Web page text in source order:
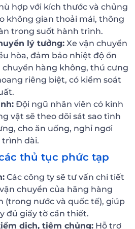
hợp với kích thước và chủng
không gian thoải mái, thông
trong suốt hành trình.
lý tưởng: Xe vận chuyển
hòa, đảm bảo nhiệt độ ổn
chuyển hàng không, thú cưng
riêng biệt, có kiểm soát
Đội ngũ nhân viên có kinh
vật sẽ theo dõi sát sao tình
cho ăn uống, nghỉ ngơi
trình dài.
thủ tục phức tạp
Các công ty sẽ tư vấn chi tiết
chuyển của hãng hàng
(trong nước và quốc tế), giúp
đủ giấy tờ cần thiết.
dịch, tiêm chủng: Hỗ trợ